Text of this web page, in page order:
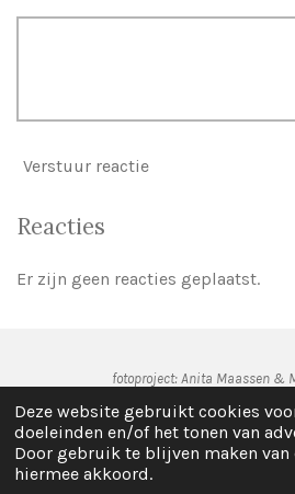
Deze website gebruikt cookies
doeleinden en/of het tonen van
Door gebruik te blijven maken van
hiermee akkoord.
Verstuur reactie
Reacties
Er zijn geen reacties geplaatst.
fotoproject: Anita Maassen &
© 2021 - 2026 Deurne Klikt !
Powered byJouwWeb